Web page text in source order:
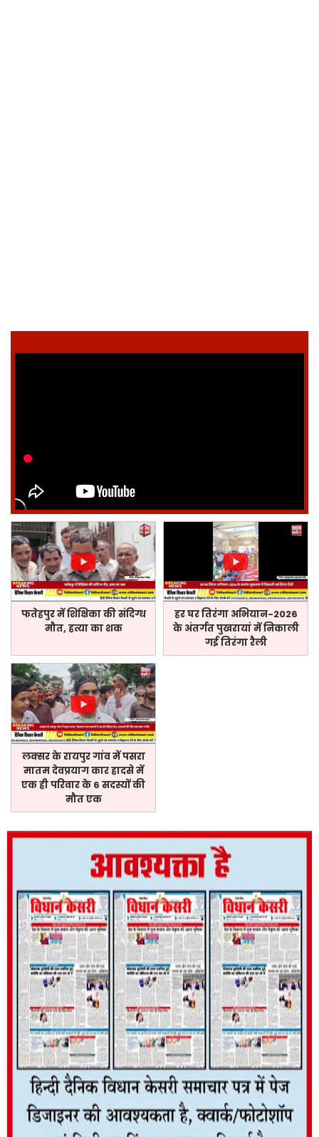
फतेहपुर में शिक्षिका की संदिग्ध
मौत, हत्या का शक
हर घर तिरंगा अभियान-2026
के अंतर्गत पुखरायां में निकाली
गई तिरंगा रैली
लक्सर के रायपुर गांव में पसरा
मातम देवप्रयाग कार हादसे में
एक ही परिवार के 6 सदस्यों की
मौत एक